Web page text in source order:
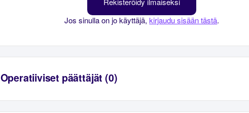
Jos sinulla on jo käyttäjä,kirjaudu sisään tästä.
Operatiiviset päättäjät (0)